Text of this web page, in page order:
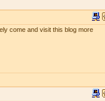
come and visit this blog more